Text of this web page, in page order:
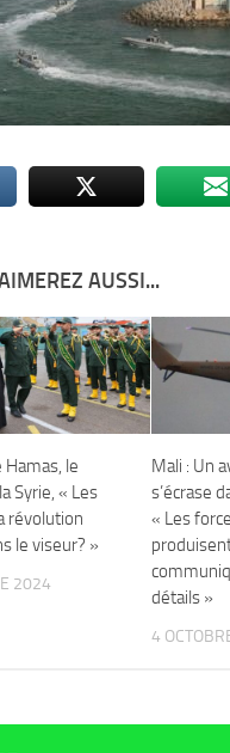
AUSSI...
Hamas, le
Syrie, « Les
révolution
le viseur? »
2024
Mali : Un
s’écrase
« Les
détails »
4